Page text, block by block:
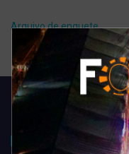
Arquivo de enquete